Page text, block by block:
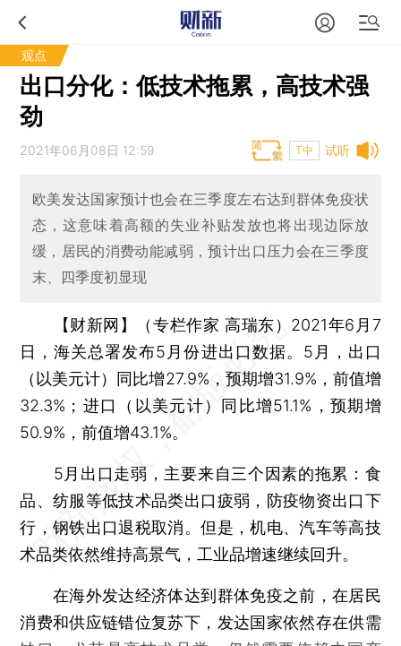
观点
出口分化：低技术拖累，高技术强
劲
试听
2021年06月08日 12:59 T中
欧美发达国家预计也会在三季度左右达到群体免疫状
态，这意味着高额的失业补贴发放也将出现边际放
缓，居民的消费动能减弱，预计出口压力会在三季度
末、四季度初显现
【财新网】（专栏作家 高瑞东） 2021年6月7
日，海关总署发布5月份进出口数据。5月，出口
（以美元计）同比增27.9%，预期增31.9%，前值增
32.3%；进口（以美元计）同比增51.1%，预期增
50.9%，前值增43.1%。
5月出口走弱，主要来自三个因素的拖累：食
品、纺服等低技术品类出口疲弱，防疫物资出口下
行，钢铁出口退税取消。但是，机电、汽车等高技
术品类依然维持高景气，工业品增速继续回升。
在海外发达经济体达到群体免疫之前，在居民
消费和供应链错位复苏下，发达国家依然存在供需